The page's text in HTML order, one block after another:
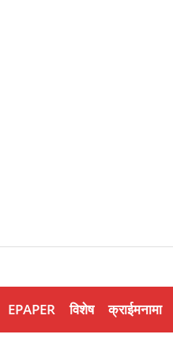
EPAPER विशेष क्राईमनामा